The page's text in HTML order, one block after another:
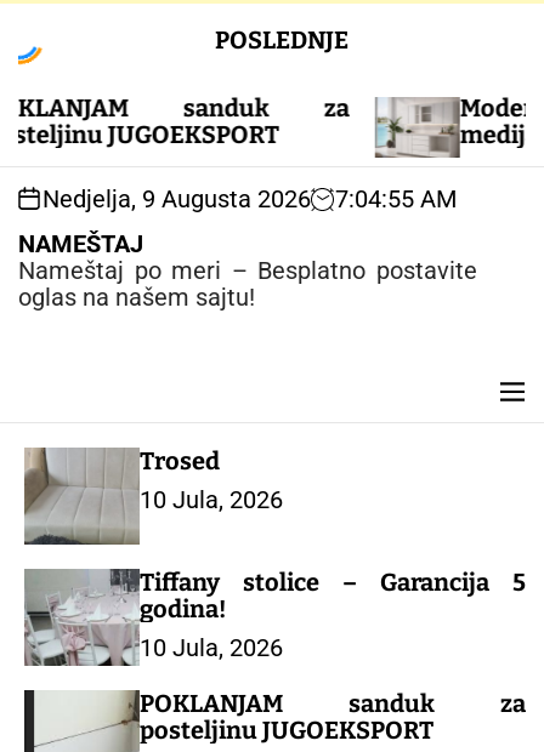
c
POSLEDNJE
sanduk za
Moderna
medijapana i
Nedjelja, 9 Augusta 2026 7:04:56 AM
NAMEŠTAJ
Nameštaj po meri – Besplatno postavite
oglas na našem sajtu!
M
e
Trosed
10 Jula, 2026
Tiffany stolice – Garancija 5
godina!
10 Jula, 2026
POKLANJAM sanduk za
posteljinu JUGOEKSPORT